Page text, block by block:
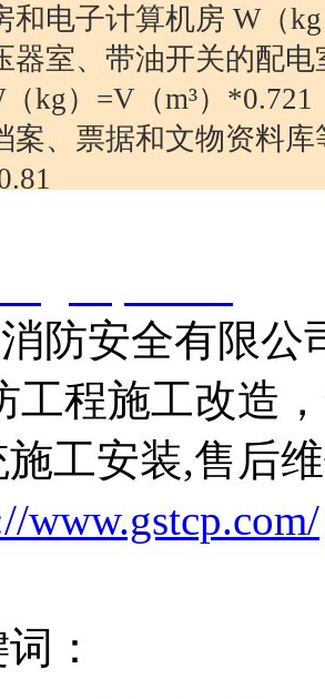
和电子计算机房 W（
器室、带油开关的配
kg）=V（m³）*0.721
案、票据和文物资料
安全有限公
工程施工改造
施工安装,售后
www.gstcp.com/
：